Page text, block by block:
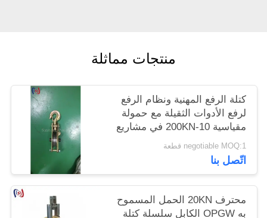
منتجات مماثلة
كتلة الرفع المهنية ونظام الرفع
لرفع الأدوات الثقيلة مع حمولة
مقياسية 10-200KN في مشاريع
البناء الكهربائي
negotiable MOQ:1 قطعة
اتّصل بنا
محترف 20KN الحمل المسموح
به OPGW الكابل سلسلة كتلة